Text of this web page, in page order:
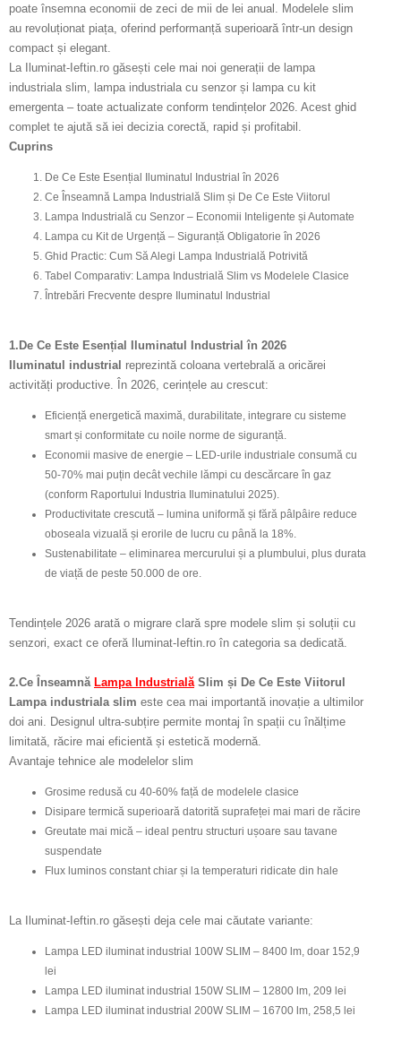
poate însemna economii de zeci de mii de lei anual. Modelele slim
au revoluționat piața, oferind performanță superioară într-un design
compact și elegant.
La Iluminat-Ieftin.ro găsești cele mai noi generații de lampa
industriala slim, lampa industriala cu senzor și lampa cu kit
emergenta – toate actualizate conform tendințelor 2026. Acest ghid
complet te ajută să iei decizia corectă, rapid și profitabil.
Cuprins
De Ce Este Esențial Iluminatul Industrial în 2026
Ce Înseamnă Lampa Industrială Slim și De Ce Este Viitorul
Lampa Industrială cu Senzor – Economii Inteligente și Automate
Lampa cu Kit de Urgență – Siguranță Obligatorie în 2026
Ghid Practic: Cum Să Alegi Lampa Industrială Potrivită
Tabel Comparativ: Lampa Industrială Slim vs Modelele Clasice
Întrebări Frecvente despre Iluminatul Industrial
1.De Ce Este Esențial Iluminatul Industrial în 2026
Iluminatul industrial reprezintă coloana vertebrală a oricărei
activități productive. În 2026, cerințele au crescut:
Eficiență energetică maximă, durabilitate, integrare cu sisteme
smart și conformitate cu noile norme de siguranță.
Economii masive de energie – LED-urile industriale consumă cu
50-70% mai puțin decât vechile lămpi cu descărcare în gaz
(conform Raportului Industria Iluminatului 2025).
Productivitate crescută – lumina uniformă și fără pâlpâire reduce
oboseala vizuală și erorile de lucru cu până la 18%.
Sustenabilitate – eliminarea mercurului și a plumbului, plus durata
de viață de peste 50.000 de ore.
Tendințele 2026 arată o migrare clară spre modele slim și soluții cu
senzori, exact ce oferă Iluminat-Ieftin.ro în categoria sa dedicată.
2.Ce Înseamnă Lampa Industrială Slim și De Ce Este Viitorul
Lampa industriala slim este cea mai importantă inovație a ultimilor
doi ani. Designul ultra-subțire permite montaj în spații cu înălțime
limitată, răcire mai eficientă și estetică modernă.
Avantaje tehnice ale modelelor slim
Grosime redusă cu 40-60% față de modelele clasice
Disipare termică superioară datorită suprafeței mai mari de răcire
Greutate mai mică – ideal pentru structuri ușoare sau tavane
suspendate
Flux luminos constant chiar și la temperaturi ridicate din hale
La Iluminat-Ieftin.ro găsești deja cele mai căutate variante:
Lampa LED iluminat industrial 100W SLIM – 8400 lm, doar 152,9
lei
Lampa LED iluminat industrial 150W SLIM – 12800 lm, 209 lei
Lampa LED iluminat industrial 200W SLIM – 16700 lm, 258,5 lei